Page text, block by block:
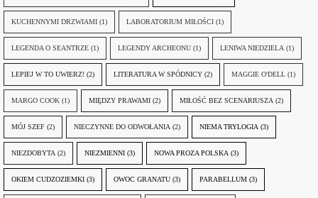
KUCHENNYMI DRZWIAMI (1) LABORATORIUM MIŁOŚCI (1)
LEGENDA O SEANTRZE (1) LEGENDY ARCHEONU (1) LENIWA NIEDZIELA (1)
LEPIEJ W TO UWIERZ! (2) LITERATURA W SPÓDNICY (2) MAGGIE O'DELL (1)
MARGO COOK (1) MIĘDZY PRAWAMI (2) MIŁOŚĆ BEZ SCENARIUSZA (2)
MÓJ SZEF (2) NIECZYNNE DO ODWOŁANIA (2) NIEMA TRYLOGIA (3)
NIEZDOBYTA (2) NIEZMIENNI (3) NOWA PROZA POLSKA (3)
OKIEM CUDZOZIEMKI (3) OWOC GRANATU (3) PARABELLUM (3)